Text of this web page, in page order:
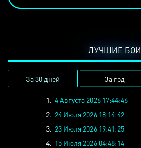
ЛУЧШИЕ БОИ
За 30 дней За год
1. 4 Августа 2026 17:44:46
2. 24 Июля 2026 18:14:42
3. 23 Июля 2026 19:41:25
4. 15 Июля 2026 04:48:14